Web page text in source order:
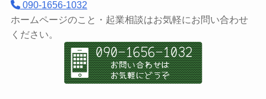
090-1656-1032
ホームページのこと・起業相談はお気軽にお問い合わせ
ください。